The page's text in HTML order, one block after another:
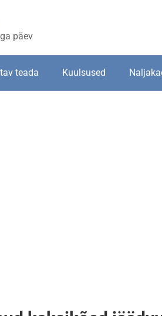
päev
teada Kuulsused